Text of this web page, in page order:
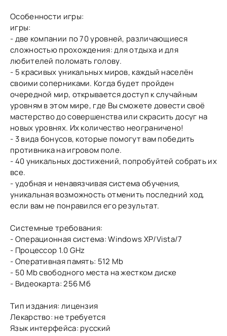
Особенности игры:
игры:
- две компании по 70 уровней, различающиеся
сложностью прохождения: для отдыха и для
любителей поломать голову.
- 5 красивых уникальных миров, каждый населён
своими соперниками. Когда будет пройден
очередной мир, открывается доступ к случайным
уровням в этом мире, где Вы сможете довести своё
мастерство до совершенства или скрасить досуг на
новых уровнях. Их количество неограничено!
- 3 вида бонусов, которые помогут вам победить
противника на игровом поле.
- 40 уникальных достижений, попробуйтей собрать их
все.
- удобная и ненавязчивая система обучения,
уникальная возможность отменить последний ход,
если вам не понравился его результат.
Системные требования:
- Операционная система: Windows XP/Vista/7
- Процессор 1.0 GHz
- Оперативная память: 512 Mb
- 50 Mb свободного места на жестком диске
- Видеокарта: 256 Мб
Тип издания: лицензия
Лекарство: не требуется
Язык интерфейса: русский